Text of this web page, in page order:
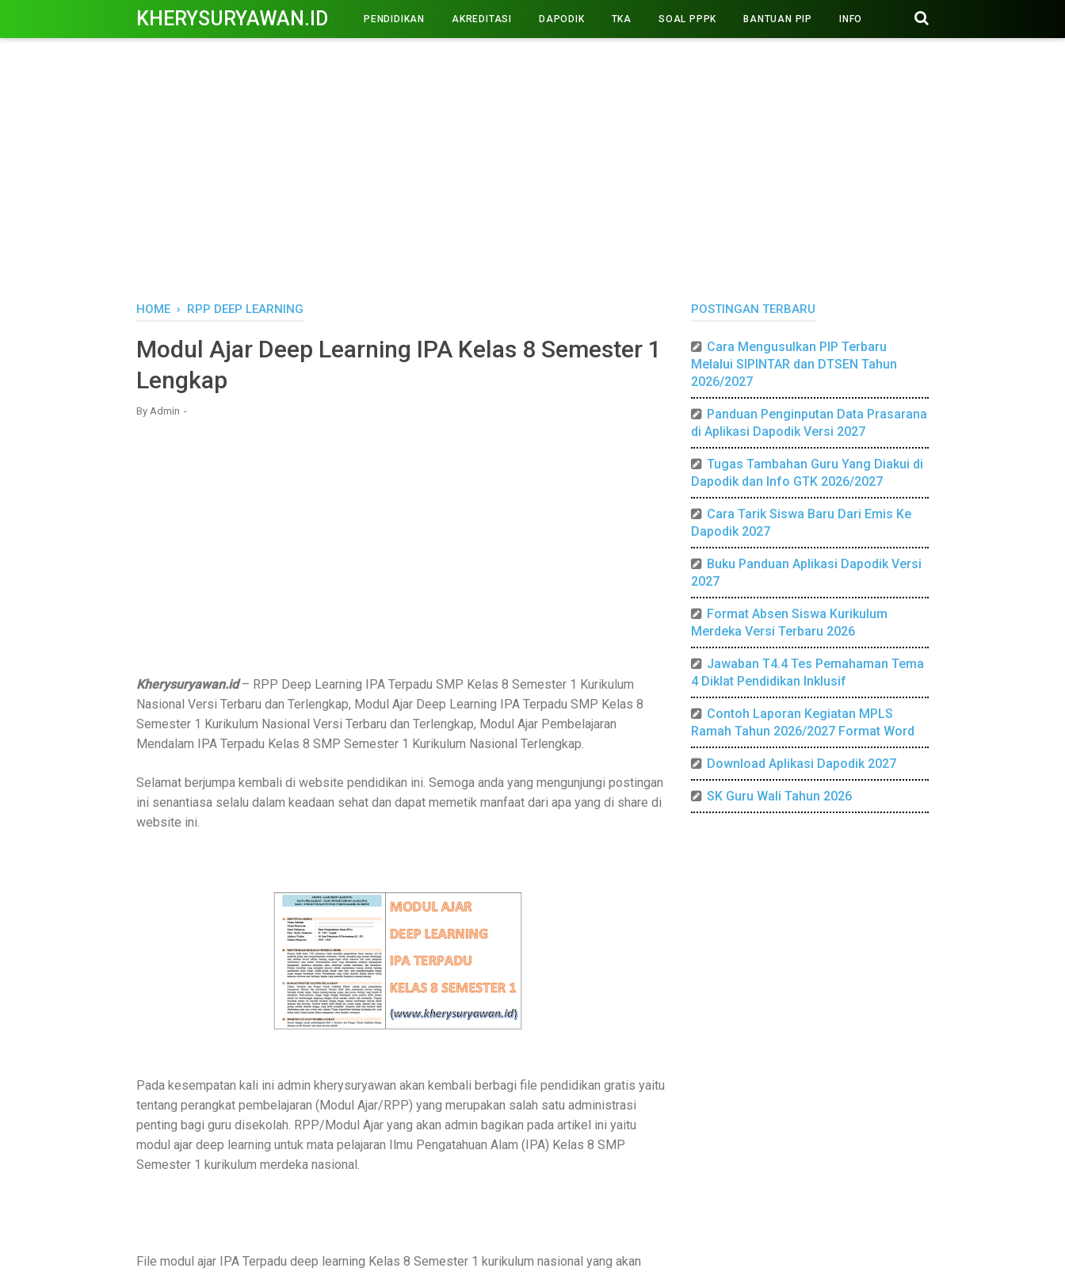
KHERYSURYAWAN.ID PENDIDIKAN AKREDITASI DAPODIK TKA SOAL PPPK BANTUAN PIP INFO
HOME › RPP DEEP LEARNING
Modul Ajar Deep Learning IPA Kelas 8 Semester 1
Lengkap
By Admin
Kherysuryawan.id– RPP Deep Learning IPA Terpadu SMP Kelas 8 Semester 1 Kurikulum
Nasional Versi Terbaru dan Terlengkap, Modul Ajar Deep Learning IPA Terpadu SMP Kelas 8
Semester 1 Kurikulum Nasional Versi Terbaru dan Terlengkap, Modul Ajar Pembelajaran
Mendalam IPA Terpadu Kelas 8 SMP Semester 1 Kurikulum Nasional Terlengkap.
Selamat berjumpa kembali di website pendidikan ini. Semoga anda yang mengunjungi postingan
ini senantiasa selalu dalam keadaan sehat dan dapat memetik manfaat dari apa yang di share di
website ini.
Pada kesempatan kali ini admin kherysuryawan akan kembali berbagi file pendidikan gratis yaitu
tentang perangkat pembelajaran (Modul Ajar/RPP) yang merupakan salah satu administrasi
penting bagi guru disekolah. RPP/Modul Ajar yang akan admin bagikan pada artikel ini yaitu
modul ajar deep learning untuk mata pelajaran Ilmu Pengatahuan Alam (IPA) Kelas 8 SMP
Semester 1 kurikulum merdeka nasional.
File modul ajar IPA Terpadu deep learning Kelas 8 Semester 1 kurikulum nasional yang akan
POSTINGAN TERBARU
Cara Mengusulkan PIP Terbaru
Melalui SIPINTAR dan DTSEN Tahun
2026/2027
Panduan Penginputan Data Prasarana
di Aplikasi Dapodik Versi 2027
Tugas Tambahan Guru Yang Diakui di
Dapodik dan Info GTK 2026/2027
Cara Tarik Siswa Baru Dari Emis Ke
Dapodik 2027
Buku Panduan Aplikasi Dapodik Versi
2027
Format Absen Siswa Kurikulum
Merdeka Versi Terbaru 2026
Jawaban T4.4 Tes Pemahaman Tema
4 Diklat Pendidikan Inklusif
Contoh Laporan Kegiatan MPLS
Ramah Tahun 2026/2027 Format Word
Download Aplikasi Dapodik 2027
SK Guru Wali Tahun 2026